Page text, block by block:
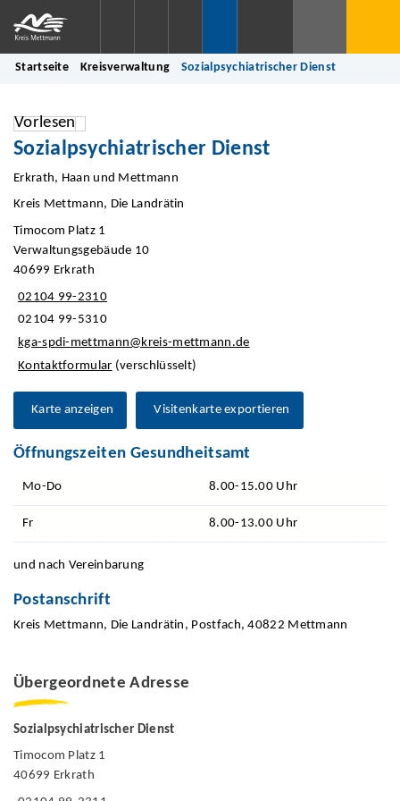
Startseite Kreisverwaltung Sozialpsychiatrischer Dienst
Vorlesen
Sozialpsychiatrischer Dienst
Erkrath, Haan und Mettmann
Kreis Mettmann, Die Landrätin
Timocom Platz 1
Verwaltungsgebäude 10
40699 Erkrath
02104 99-2310
02104 99-5310
kga-spdi-mettmann@kreis-mettmann.de
Kontaktformular (verschlüsselt)
Karte anzeigen Visitenkarte exportieren
Öffnungszeiten Gesundheitsamt
Mo-Do 8.00-15.00 Uhr
Fr 8.00-13.00 Uhr
und nach Vereinbarung
Postanschrift
Kreis Mettmann, Die Landrätin, Postfach, 40822 Mettmann
Übergeordnete Adresse
Sozialpsychiatrischer Dienst
Timocom Platz 1
40699 Erkrath